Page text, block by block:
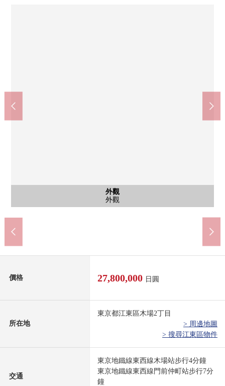
外觀
外觀
入口
入口
入口
入口
入口
入口
共有部分
集合郵筒
共有部分
腳踏車停放處
Lawson木場2丁目商店(約30m)
全家便利店江東木場2丁目商店(約80m)
深川GATHARIA(約300m)
Mybasket富岡八幡店(約440m)
SUGI藥品江東富岡商店(約450m)
區立數矢小學(約570m)
區立東陽中學(約1390m)
古石場河親水公園(約460m)
價格 27,800,000 日圓
所在地
東京都江東區木場2丁目
> 周邊地圖
> 搜尋江東區物件
交通
東京地鐵線東西線木場站步行4分鐘
東京地鐵線東西線門前仲町站步行7分
鐘